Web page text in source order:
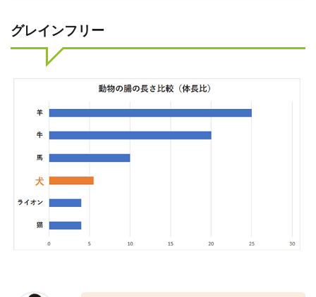
グレインフリー